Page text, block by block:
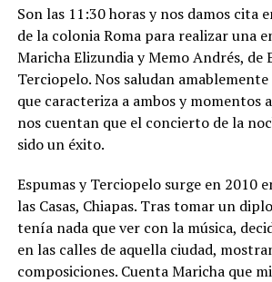
Son las 11:30 horas y nos damos cita
de la colonia Roma para realizar una
Maricha Elizundia y Memo Andrés, de
Terciopelo. Nos saludan
que caracteriza a ambos y momentos
nos cuentan que el concierto de la
sido un éxito.
Espumas y Terciopelo surge en 2010
las Casas, Chiapas. Tras tomar un
tenía nada que ver con la música,
en las calles de aquella ciudad,
composiciones. Cuenta Maricha que